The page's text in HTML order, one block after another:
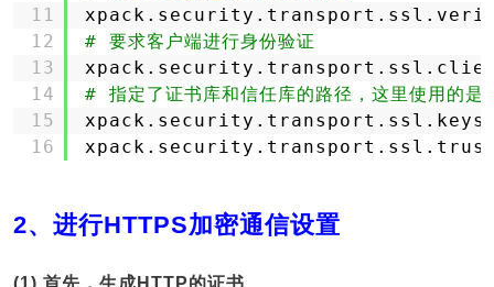
11
12
13
14
15
16
# 要求客户端进行身份验证
# 指定了证书库和信任库的路径，这里使
2、进行HTTPS加密通信设置
(1) 首先，生成HTTP的证书